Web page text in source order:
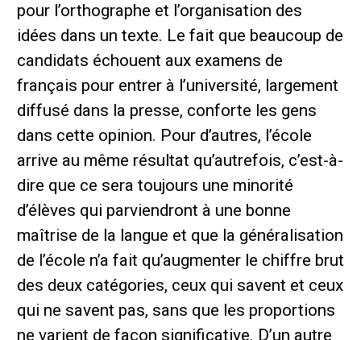
pour l’orthographe et l’organisation des
idées dans un texte. Le fait que beaucoup de
candidats échouent aux examens de
français pour entrer à l’université, largement
diffusé dans la presse, conforte les gens
dans cette opinion. Pour d’autres, l’école
arrive au même résultat qu’autrefois, c’est-à-
dire que ce sera toujours une minorité
d’élèves qui parviendront à une bonne
maîtrise de la langue et que la généralisation
de l’école n’a fait qu’augmenter le chiffre brut
des deux catégories, ceux qui savent et ceux
qui ne savent pas, sans que les proportions
ne varient de façon significative. D’un autre